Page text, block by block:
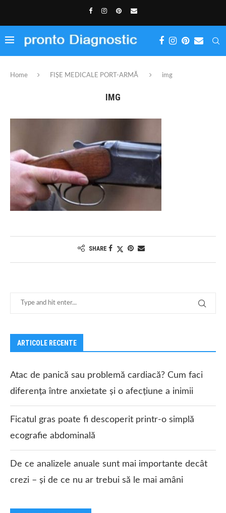
Home FIȘE MEDICALE PORT-ARMĂ img
IMG
SHARE
ARTICOLE RECENTE
Atac de panică sau problemă cardiacă? Cum faci
diferența între anxietate și o afecțiune a inimii
Ficatul gras poate fi descoperit printr-o simplă
ecografie abdominală
De ce analizele anuale sunt mai importante decât
crezi – și de ce nu ar trebui să le mai amâni